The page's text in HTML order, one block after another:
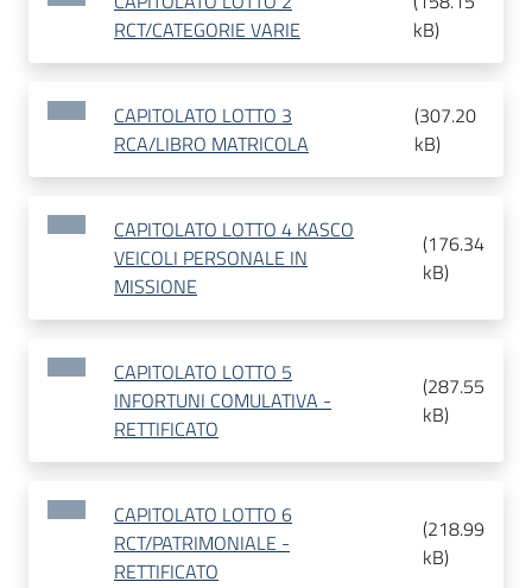
RCT/CATEGORIE VARIE
kB)
CAPITOLATO LOTTO 3
RCA/LIBRO MATRICOLA
(307.20
kB)
CAPITOLATO LOTTO 4 KASCO
VEICOLI PERSONALE IN
MISSIONE
(176.34
kB)
CAPITOLATO LOTTO 5
INFORTUNI COMULATIVA -
RETTIFICATO
(287.55
kB)
CAPITOLATO LOTTO 6
RCT/PATRIMONIALE -
RETTIFICATO
(218.99
kB)